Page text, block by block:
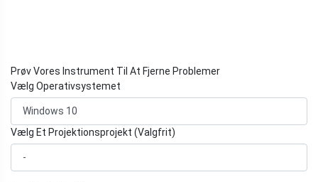
Prøv Vores Instrument Til At Fjerne Problemer
Vælg Operativsystemet
Vælg Et Projektionsprojekt (Valgfrit)